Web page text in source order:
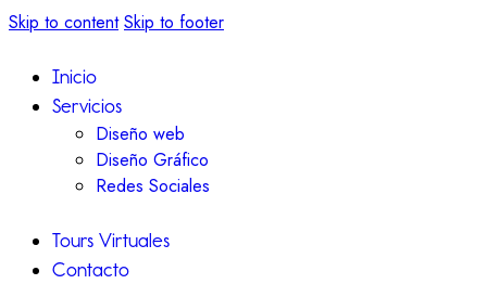
Skip to content Skip to footer
Inicio
Servicios
Diseño web
Diseño Gráfico
Redes Sociales
Tours Virtuales
Contacto